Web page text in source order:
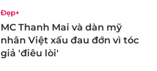
Đẹp+
MC Thanh Mai và dàn mỹ
nhân Việt xấu đau đớn vì tóc
giả 'điêu lòi'